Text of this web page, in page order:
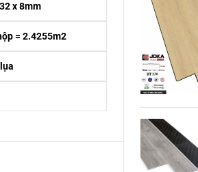
x 8mm
= 2.4255m2